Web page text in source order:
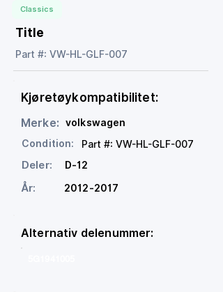
Classics
Title
Part #: VW-HL-GLF-007
Kjøretøykompatibilitet:
Merke:
volkswagen
Condition:
Part #: VW-HL-GLF-007
Deler: D-12
År: 2012-2017
Alternativ delenummer: